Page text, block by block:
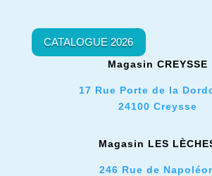
CATALOGUE 2026
Magasin CREYSSE
17 Rue Porte de la
24100 Creysse
Magasin LES LÈ
246 Rue de